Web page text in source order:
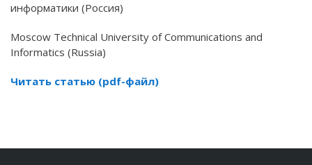
информатики (Россия)
Moscow Technical University of Communications and
Informatics (Russia)
Читать статью (pdf-файл)